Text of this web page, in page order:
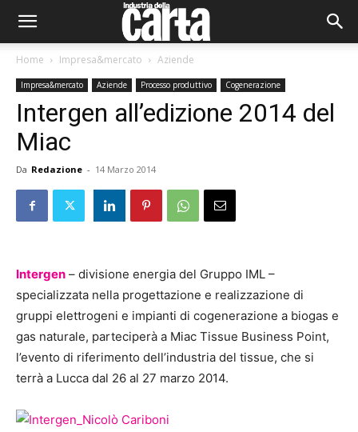
Home Impresa&mercato Aziende
Impresa&mercato Aziende Processo produttivo Cogenerazione
Intergen all’edizione 2014 del
Miac
Da Redazione - 14 Marzo 2014
Intergen – divisione energia del Gruppo IML –
specializzata nella progettazione e realizzazione di
gruppi elettrogeni e impianti di cogenerazione a biogas e
gas naturale, parteciperà a Miac Tissue Business Point,
l’evento di riferimento dell’industria del tissue, che si
terrà a Lucca dal 26 al 27 marzo 2014.